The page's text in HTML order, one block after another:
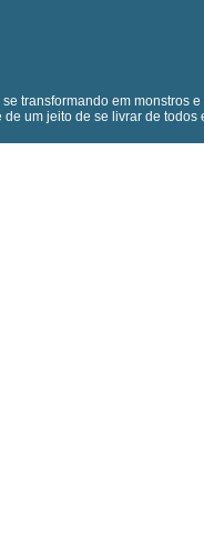
transformando em monstros
um jeito de se livrar de todos